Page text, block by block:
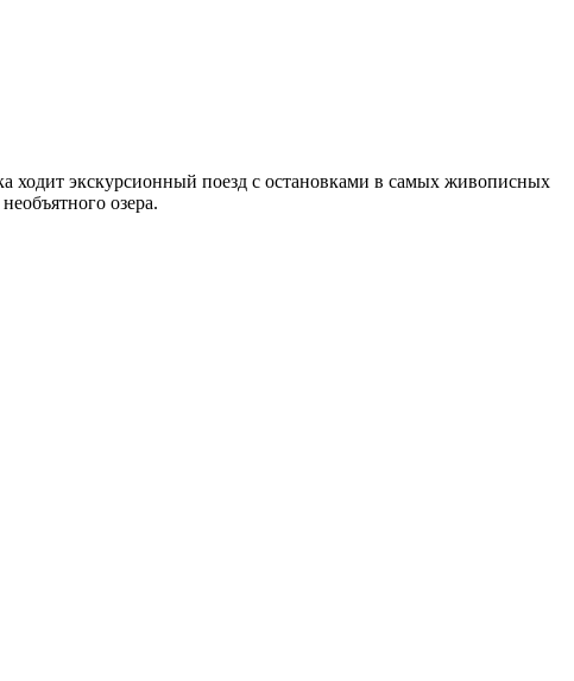
ходит экскурсионный поезд с остановками в самых живописных
озера.